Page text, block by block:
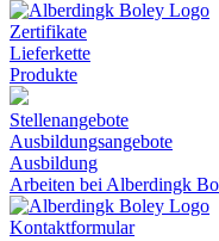
Zertifikate
Lieferkette
Produkte
Stellenangebote
Ausbildungsangebote
Ausbildung
Arbeiten bei Alberdingk
Kontaktformular